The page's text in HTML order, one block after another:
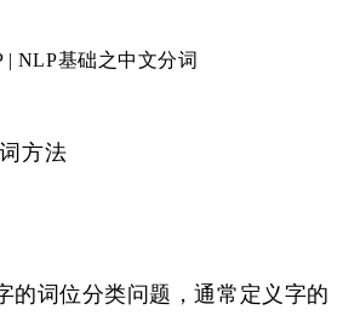
方法
词位分类问题，通常定义字的